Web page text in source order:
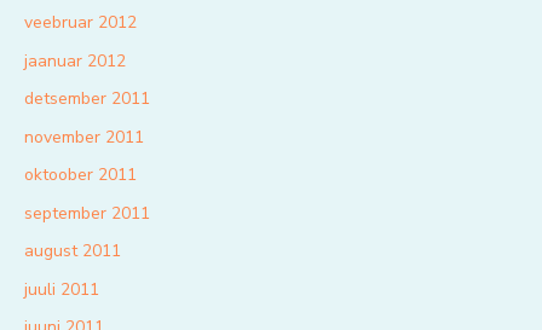
veebruar 2012
jaanuar 2012
detsember 2011
november 2011
oktoober 2011
september 2011
august 2011
juuli 2011